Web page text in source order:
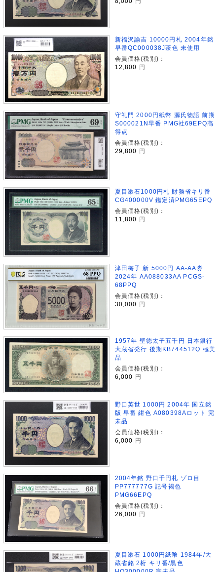
新福沢諭吉 10000円札 2004年銘
早番QC000038J茶色 未使用
会員価格(税別)：
12,800
円
守礼門 2000円紙幣 源氏物語 前期
S000021N早番 PMG社69EPQ高
得点
会員価格(税別)：
29,800 円
夏目漱石1000円札 財務省キリ番
CG400000V 鑑定済PMG65EPQ
会員価格(税別)：
11,800 円
津田梅子 新 5000円 AA-AA券
2024年 AA088033AA PCGS-
68PPQ
会員価格(税別)：
30,000 円
1957年 聖徳太子五千円 日本銀行
大蔵省発行 後期KB744512Q 極美
品
会員価格(税別)：
6,000
円
野口英世 1000円 2004年 国立銘
版 早番 紺色 A080398Aロット 完
未品
会員価格(税別)：
6,000 円
2004年銘 野口千円札 ゾロ目
PP777777G 記号褐色
PMG66EPQ
会員価格(税別)：
26,000 円
夏目漱石 1000円紙幣 1984年/大
蔵省銘 2桁 キリ番/黒色